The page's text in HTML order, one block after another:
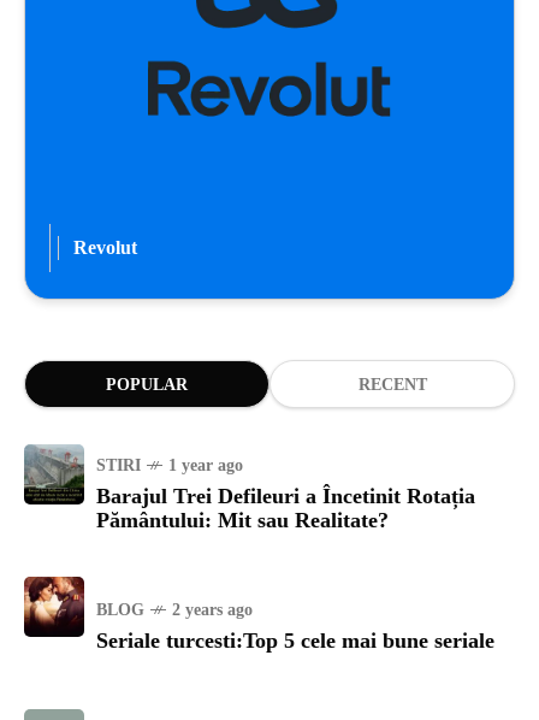
Revolut
POPULAR RECENT
STIRI 1 year ago
Barajul Trei Defileuri a Încetinit Rotația
Pământului: Mit sau Realitate?
BLOG 2 years ago
Seriale turcesti:Top 5 cele mai bune seriale